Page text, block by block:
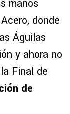
manos
donde
Águilas
y ahora no
Final de
de